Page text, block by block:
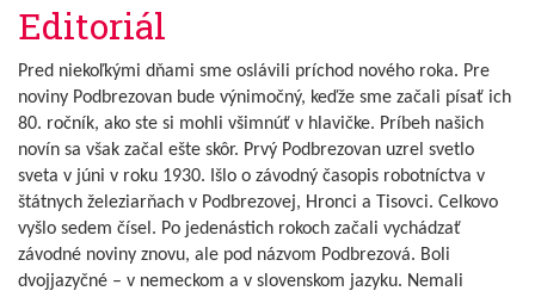
Editoriál
Pred niekoľkými dňami sme oslávili príchod nového roka. Pre
noviny Podbrezovan bude výnimočný, keďže sme začali písať ich
80. ročník, ako ste si mohli všimnúť v hlavičke. Príbeh našich
novín sa však začal ešte skôr. Prvý Podbrezovan uzrel svetlo
sveta v júni v roku 1930. Išlo o závodný časopis robotníctva v
štátnych železiarňach v Podbrezovej, Hronci a Tisovci. Celkovo
vyšlo sedem čísel. Po jedenástich rokoch začali vychádzať
závodné noviny znovu, ale pod názvom Podbrezová. Boli
dvojjazyčné – v nemeckom a v slovenskom jazyku. Nemali